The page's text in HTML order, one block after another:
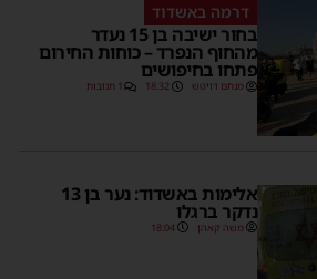
דרמה באשדוד
בחור ישיבה בן 15 נעדר
מהחוף הנפרד – כוחות החירום
פתחו בחיפושים
מנחם דויטש 18:32 1 תגובות
אלימות באשדוד: נער בן 13
נדקר ברגלו
משה קאהן 18:04